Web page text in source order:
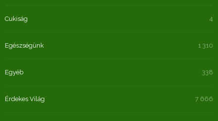
Cukiság 4
Egészségünk 1 310
Egyéb 338
Érdekes Világ 7 666